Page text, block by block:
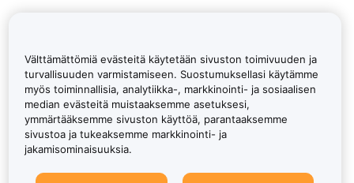
Välttämättömiä evästeitä käytetään sivuston toimivuuden ja
turvallisuuden varmistamiseen. Suostumuksellasi käytämme
myös toiminnallisia, analytiikka-, markkinointi- ja sosiaalisen
median evästeitä muistaaksemme asetuksesi,
ymmärtääksemme sivuston käyttöä, parantaaksemme
sivustoa ja tukeaksemme markkinointi- ja
jakamisominaisuuksia.